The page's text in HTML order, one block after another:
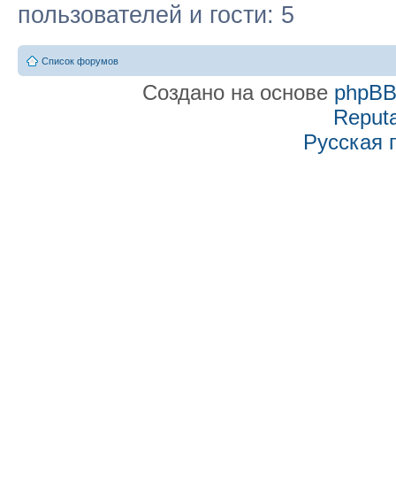
пользователей и гости: 5
Список форумов
Создано на основе phpBB
Русская